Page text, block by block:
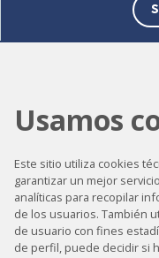
Usamos
Este sitio utiliza cookies
garantizar un mejor
analíticas para recopilar
de los usuarios. También
de usuario con fines
de perfil, puede decidir si